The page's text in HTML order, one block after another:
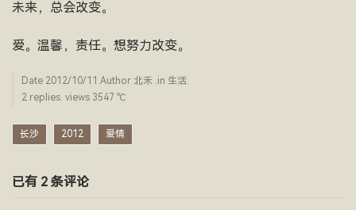
未来，总会改变。
爱。温馨，责任。想努力改变。
Date 2012/10/11 .Author 北禾 .in 生活.
2 replies. views 3547 ­℃
长沙 2012 爱情
已有 2 条评论